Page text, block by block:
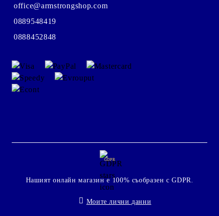
office@armstrongshop.com
0889548419
0888452848
GDPR
Нашият онлайн магазин е 100% съобразен с GDPR.
Моите лични данни